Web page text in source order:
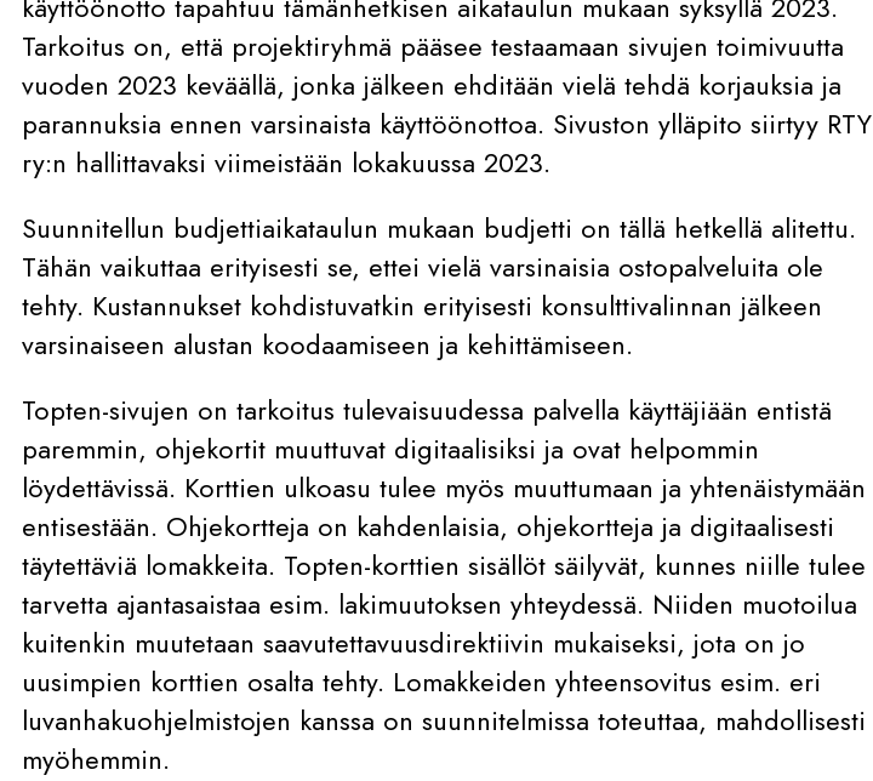
Tarkoitus on, että projektiryhmä pääsee testaamaan sivujen toimivuutta
vuoden 2023 keväällä, jonka jälkeen ehditään vielä tehdä korjauksia ja
parannuksia ennen varsinaista käyttöönottoa. Sivuston ylläpito siirtyy RTY
ry:n hallittavaksi viimeistään lokakuussa 2023.
Suunnitellun budjettiaikataulun mukaan budjetti on tällä hetkellä alitettu.
Tähän vaikuttaa erityisesti se, ettei vielä varsinaisia ostopalveluita ole
tehty. Kustannukset kohdistuvatkin erityisesti konsulttivalinnan jälkeen
varsinaiseen alustan koodaamiseen ja kehittämiseen.
Topten-sivujen on tarkoitus tulevaisuudessa palvella käyttäjiään entistä
paremmin, ohjekortit muuttuvat digitaalisiksi ja ovat helpommin
löydettävissä. Korttien ulkoasu tulee myös muuttumaan ja yhtenäistymään
entisestään. Ohjekortteja on kahdenlaisia, ohjekortteja ja digitaalisesti
täytettäviä lomakkeita. Topten-korttien sisällöt säilyvät, kunnes niille tulee
tarvetta ajantasaistaa esim. lakimuutoksen yhteydessä. Niiden muotoilua
kuitenkin muutetaan saavutettavuusdirektiivin mukaiseksi, jota on jo
uusimpien korttien osalta tehty. Lomakkeiden yhteensovitus esim. eri
luvanhakuohjelmistojen kanssa on suunnitelmissa toteuttaa, mahdollisesti
myöhemmin.